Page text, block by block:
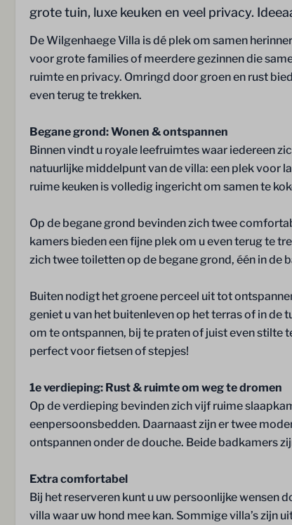
Badkamer
Handdoeken
Douche
Inloopdouche
Ligbad
Badkamer op de begane grond
Wastafel
Bedlinnen
2
Wassen en drogen
Droogrek
Ligging
Vrijstaand
Terras
Terras
Luxe tuinset
Parasol
Speeltuin
Laadpalen
Zwembad
grote tuin, luxe keuken en veel privacy.
De Wilgenhaege Villa is dé plek om samen
voor grote families of meerdere gezinnen die
ruimte en privacy. Omringd door groen en rust
even terug te trekken.
Begane grond: Wonen & ontspannen
Binnen vindt u royale leefruimtes waar iedereen
natuurlijke middelpunt van de villa: een plek voor
ruime keuken is volledig ingericht om samen te
Op de begane grond bevinden zich twee
kamers bieden een fijne plek om u even terug te
zich twee toiletten op de begane grond, één in de
Buiten nodigt het groene perceel uit tot
geniet u van het buitenleven op het terras of in de
om te ontspannen, bij te praten of juist even stilte
perfect voor fietsen of stepjes!
1e verdieping: Rust & ruimte om weg te dromen
Op de verdieping bevinden zich vijf ruime
eenpersoonsbedden. Daarnaast zijn er twee
ontspannen onder de douche. Beide badkamers
Extra comfortabel
Bij het reserveren kunt u uw persoonlijke wensen
villa waar uw hond mee kan. Sommige villa’s zijn